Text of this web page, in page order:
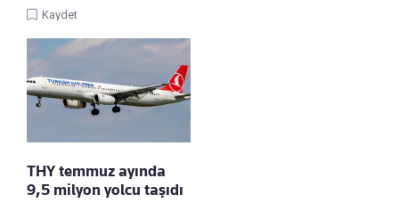
Kaydet
THY temmuz ayında
9,5 milyon yolcu taşıdı